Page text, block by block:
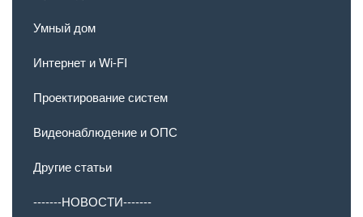
Умный дом
Интернет и Wi-FI
Проектирование систем
Видеонаблюдение и ОПС
Другие статьи
-------НОВОСТИ-------